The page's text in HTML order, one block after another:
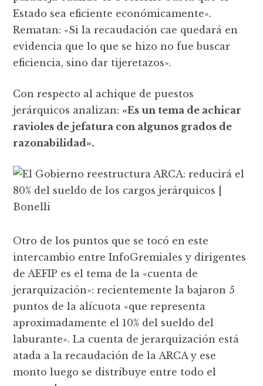
Estado sea eficiente económicamente».
Rematan: «Si la recaudación cae quedará en
evidencia que lo que se hizo no fue buscar
eficiencia, sino dar tijeretazos».
Con respecto al achique de puestos
jerárquicos analizan: «Es un tema de achicar
ravioles de jefatura con algunos grados de
razonabilidad».
Otro de los puntos que se tocó en este
intercambio entre InfoGremiales y dirigentes
de AEFIP es el tema de la «cuenta de
jerarquización»: recientemente la bajaron 5
puntos de la alícuota «que representa
aproximadamente el 10% del sueldo del
laburante». La cuenta de jerarquización está
atada a la recaudación de la ARCA y ese
monto luego se distribuye entre todo el